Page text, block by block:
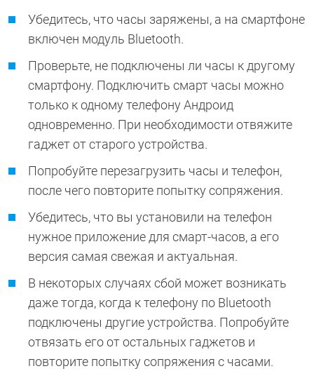
Убедитесь, что часы заряжены, а на смартфоне
включен модуль Bluetooth.
Проверьте, не подключены ли часы к другому
смартфону. Подключить смарт часы можно
только к одному телефону Андроид
одновременно. При необходимости отвяжите
гаджет от старого устройства.
Попробуйте перезагрузить часы и телефон,
после чего повторите попытку сопряжения.
Убедитесь, что вы установили на телефон
нужное приложение для смарт-часов, а его
версия самая свежая и актуальная.
В некоторых случаях сбой может возникать
даже тогда, когда к телефону по Bluetooth
подключены другие устройства. Попробуйте
отвязать его от остальных гаджетов и
повторите попытку сопряжения с часами.